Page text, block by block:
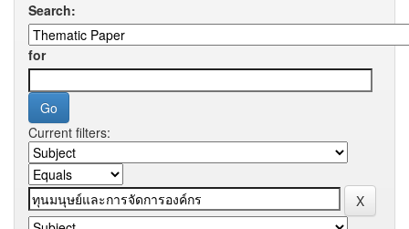
Search:
for
Current filters: